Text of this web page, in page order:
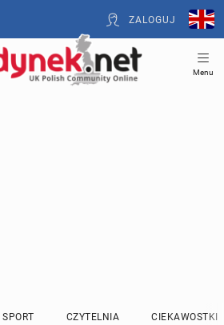
ZALOGUJ
Menu
SPORT CZYTELNIA CIEKAWOSTKI